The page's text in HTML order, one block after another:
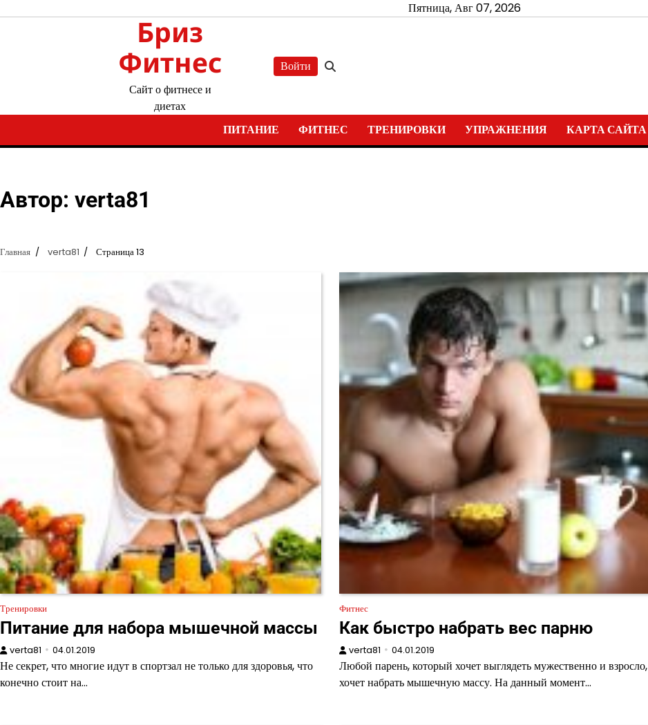
Пятница, Авг 07, 2026
Бриз
Фитнес
Сайт о фитнесе и
диетах
Войти
ПИТАНИЕ ФИТНЕС ТРЕНИРОВКИ УПРАЖНЕНИЯ КАРТА САЙТА
Автор: verta81
Главная verta81 Страница 13
Тренировки
Питание для набора мышечной массы
verta81 04.01.2019
Не секрет, что многие идут в спортзал не только для здоровья, что
конечно стоит на…
Фитнес
Как быстро набрать вес парню
verta81 04.01.2019
Любой парень, который хочет выглядеть мужественно и взросло,
хочет набрать мышечную массу. На данный момент…